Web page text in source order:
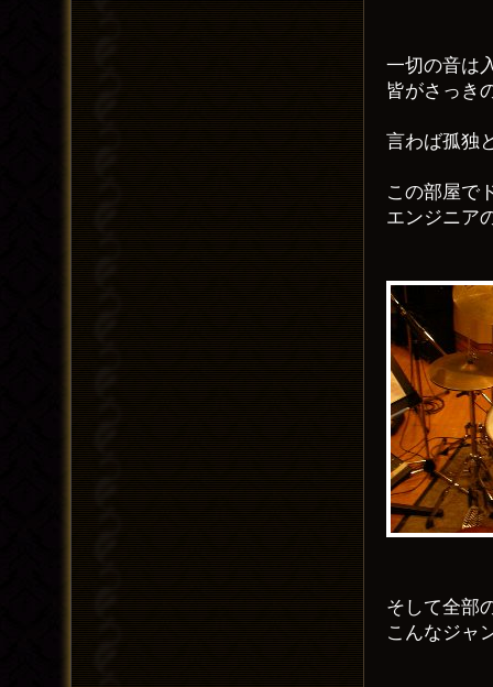
一切の音は
皆がさっき
言わば孤独
この部屋で
エンジニア
そして全部
こんなジャ